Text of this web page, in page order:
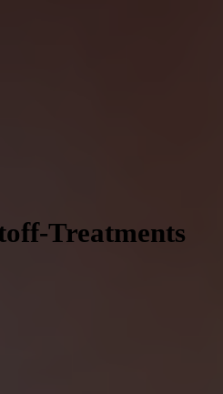
Treatments